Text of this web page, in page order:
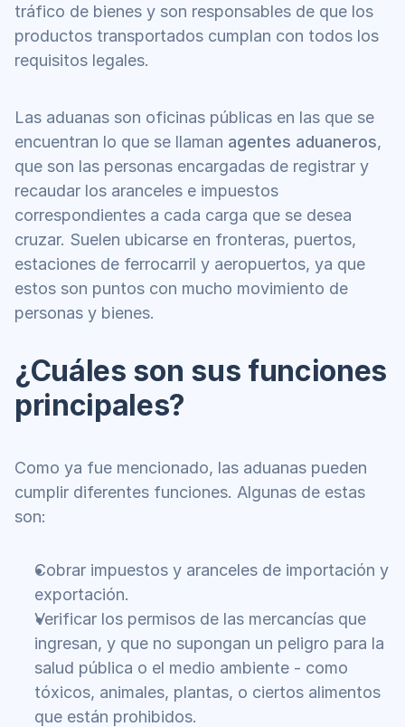
tráfico de bienes y son responsables de que los
productos transportados cumplan con todos los
requisitos legales.
Las aduanas son oficinas públicas en las que se
encuentran lo que se llaman agentes aduaneros,
que son las personas encargadas de registrar y
recaudar los aranceles e impuestos
correspondientes a cada carga que se desea
cruzar. Suelen ubicarse en fronteras, puertos,
estaciones de ferrocarril y aeropuertos, ya que
estos son puntos con mucho movimiento de
personas y bienes.
¿Cuáles son sus funciones
principales?
Como ya fue mencionado, las aduanas pueden
cumplir diferentes funciones. Algunas de estas
son:
Cobrar impuestos y aranceles de importación y
exportación.
Verificar los permisos de las mercancías que
ingresan, y que no supongan un peligro para la
salud pública o el medio ambiente - como
tóxicos, animales, plantas, o ciertos alimentos
que están prohibidos.